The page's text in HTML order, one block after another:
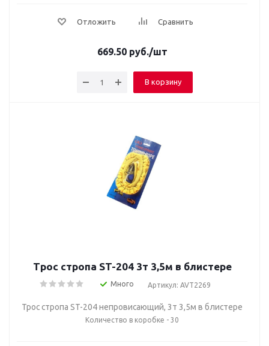
Отложить Сравнить
669.50 руб./шт
В корзину
Трос стропа ST-204 3т 3,5м в блистере
Много Артикул: AVT2269
Трос стропа ST-204 непровисающий, 3т 3,5м в блистере
Количество в коробке - 30